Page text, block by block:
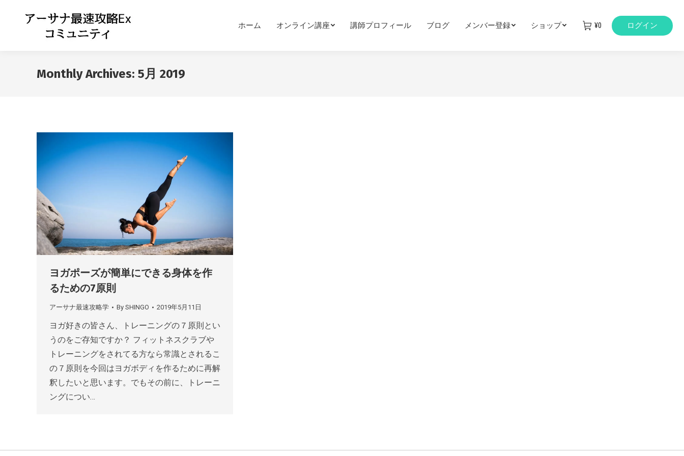
ホーム オンライン講座 講師プロフィール ブログ メンバー登録 ショップ ¥0 ログイン
Monthly Archives: 5月 2019
ヨガポーズが簡単にできる身体を作
るための7原則
アーサナ最速攻略学 By SHINGO 2019年5月11日
ヨガ好きの皆さん、トレーニングの７原則とい
うのをご存知ですか？ フィットネスクラブや
トレーニングをされてる方なら常識とされるこ
の７原則を今回はヨガボディを作るために再解
釈したいと思います。でもその前に、トレーニ
ングについ…